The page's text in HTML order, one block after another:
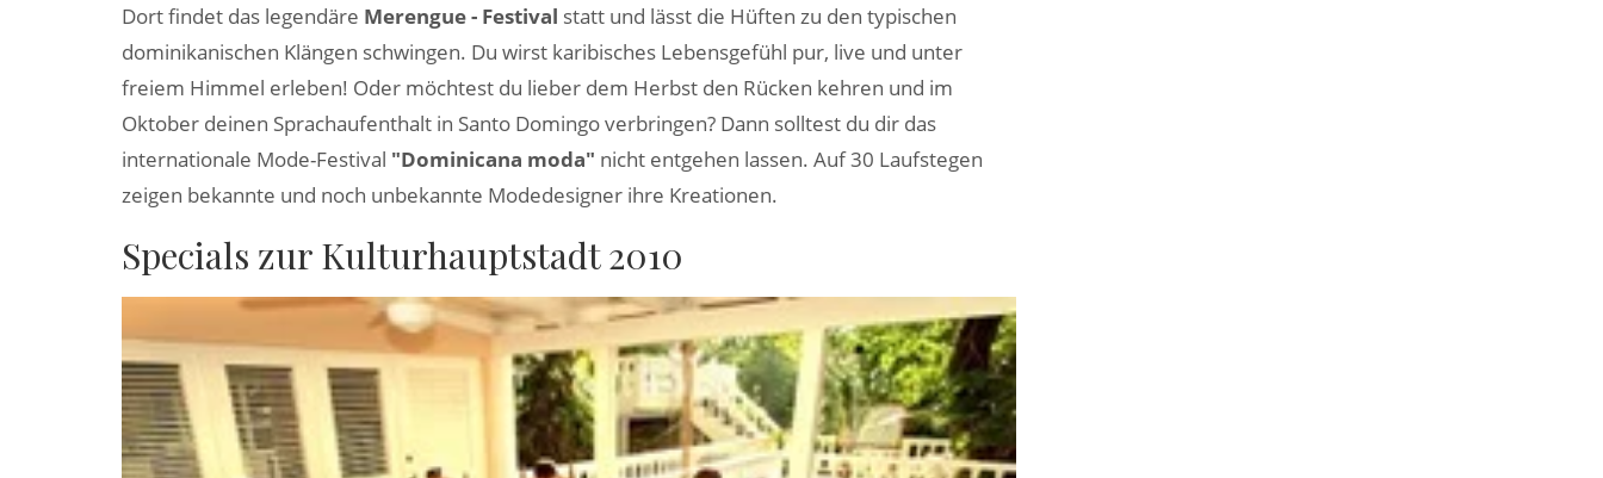
Dort findet das legendäre Merengue - Festival statt und lässt die Hüften zu den typischen
dominikanischen Klängen schwingen. Du wirst karibisches Lebensgefühl pur, live und unter
freiem Himmel erleben! Oder möchtest du lieber dem Herbst den Rücken kehren und im
Oktober deinen Sprachaufenthalt in Santo Domingo verbringen? Dann solltest du dir das
internationale Mode-Festival "Dominicana moda" nicht entgehen lassen. Auf 30 Laufstegen
zeigen bekannte und noch unbekannte Modedesigner ihre Kreationen.
Specials zur Kulturhauptstadt 2010